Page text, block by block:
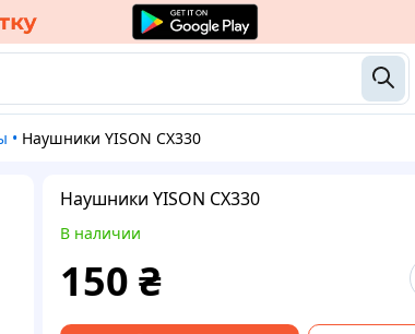
• Наушники YISON CX330
Наушники YISON CX330
В наличии
150 ₴